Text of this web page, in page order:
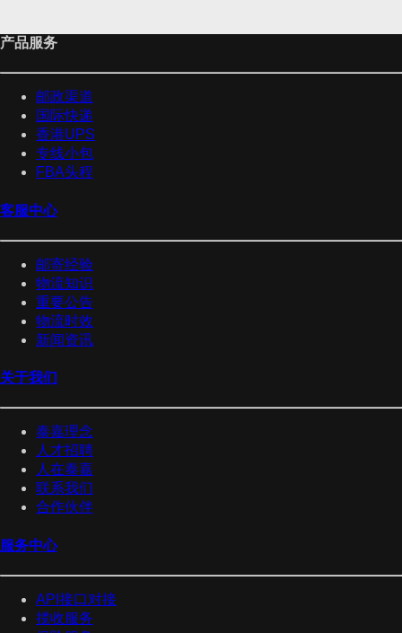
产品服务
邮政渠道
国际快递
香港UPS
专线小包
FBA头程
客服中心
邮寄经验
物流知识
重要公告
物流时效
新闻资讯
关于我们
泰嘉理念
人才招聘
人在泰嘉
联系我们
合作伙伴
服务中心
API接口对接
揽收服务